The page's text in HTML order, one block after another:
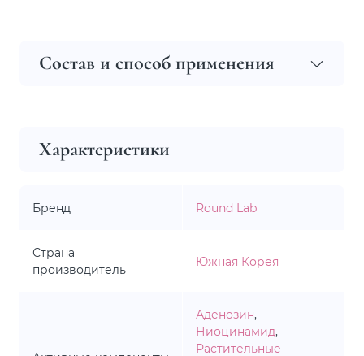
Состав и способ применения
Характеристики
Бренд Round Lab
Страна
производитель
Южная Корея
Аденозин,
Ниоцинамид,
Растительные